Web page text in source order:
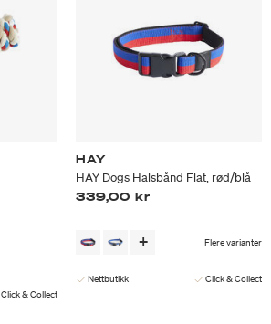
Click & Collect
HAY
HAY Dogs Halsbånd Flat, rød/blå
339,00 kr
Flere varianter
Nettbutikk Click & Collect